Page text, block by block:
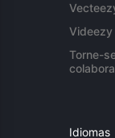
Videezy
Torne-
Idiomas